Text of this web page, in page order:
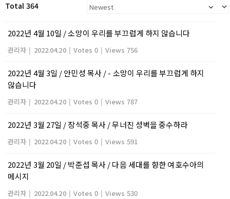
Total 364
2022년 4월 10일 / 소망이 우리를 부끄럽게 하지 않습니다
관리자 | 2022.04.20 | Votes 0 | Views 756
2022년 4월 3일 / 안민성 목사 / - 소망이 우리를 부끄럽게 하지
않습니다
관리자 | 2022.04.20 | Votes 0 | Views 787
2022년 3월 27일 / 장석중 목사 / 무너진 성벽을 중수하라
관리자 | 2022.04.20 | Votes 0 | Views 591
2022년 3월 20일 / 박준섭 목사 / 다음 세대를 향한 여호수아의
메시지
관리자 | 2022.04.20 | Votes 0 | Views 530